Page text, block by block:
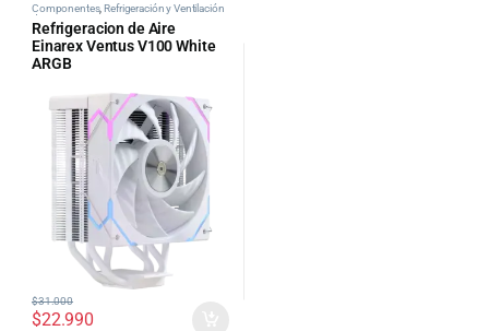
Componentes,Refrigeración y Ventilación
de PC
Refrigeracion de Aire
Einarex Ventus V100 White
ARGB
$22.990
$31.000